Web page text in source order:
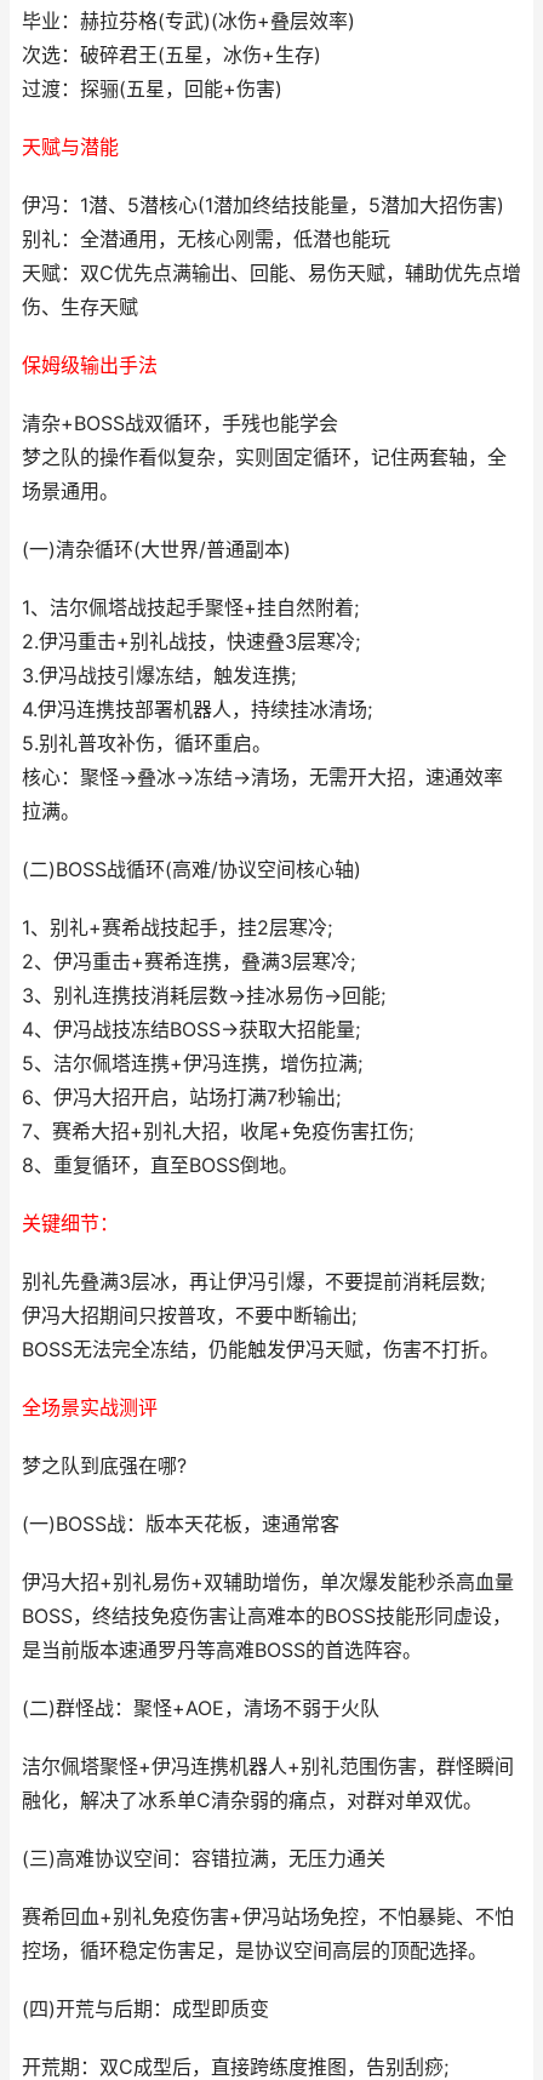
毕业：赫拉芬格(专武)(冰伤+叠层效率)
次选：破碎君王(五星，冰伤+生存)
过渡：探骊(五星，回能+伤害)
天赋与潜能
伊冯：1潜、5潜核心(1潜加终结技能量，5潜加大招伤害)
别礼：全潜通用，无核心刚需，低潜也能玩
天赋：双C优先点满输出、回能、易伤天赋，辅助优先点增
伤、生存天赋
保姆级输出手法
清杂+BOSS战双循环，手残也能学会
梦之队的操作看似复杂，实则固定循环，记住两套轴，全
场景通用。
(一)清杂循环(大世界/普通副本)
1、洁尔佩塔战技起手聚怪+挂自然附着;
2.伊冯重击+别礼战技，快速叠3层寒冷;
3.伊冯战技引爆冻结，触发连携;
4.伊冯连携技部署机器人，持续挂冰清场;
5.别礼普攻补伤，循环重启。
核心：聚怪→叠冰→冻结→清场，无需开大招，速通效率
拉满。
(二)BOSS战循环(高难/协议空间核心轴)
1、别礼+赛希战技起手，挂2层寒冷;
2、伊冯重击+赛希连携，叠满3层寒冷;
3、别礼连携技消耗层数→挂冰易伤→回能;
4、伊冯战技冻结BOSS→获取大招能量;
5、洁尔佩塔连携+伊冯连携，增伤拉满;
6、伊冯大招开启，站场打满7秒输出;
7、赛希大招+别礼大招，收尾+免疫伤害扛伤;
8、重复循环，直至BOSS倒地。
关键细节：
别礼先叠满3层冰，再让伊冯引爆，不要提前消耗层数;
伊冯大招期间只按普攻，不要中断输出;
BOSS无法完全冻结，仍能触发伊冯天赋，伤害不打折。
全场景实战测评
梦之队到底强在哪?
(一)BOSS战：版本天花板，速通常客
伊冯大招+别礼易伤+双辅助增伤，单次爆发能秒杀高血量
BOSS，终结技免疫伤害让高难本的BOSS技能形同虚设，
是当前版本速通罗丹等高难BOSS的首选阵容。
(二)群怪战：聚怪+AOE，清场不弱于火队
洁尔佩塔聚怪+伊冯连携机器人+别礼范围伤害，群怪瞬间
融化，解决了冰系单C清杂弱的痛点，对群对单双优。
(三)高难协议空间：容错拉满，无压力通关
赛希回血+别礼免疫伤害+伊冯站场免控，不怕暴毙、不怕
控场，循环稳定伤害足，是协议空间高层的顶配选择。
(四)开荒与后期：成型即质变
开荒期：双C成型后，直接跨练度推图，告别刮痧;